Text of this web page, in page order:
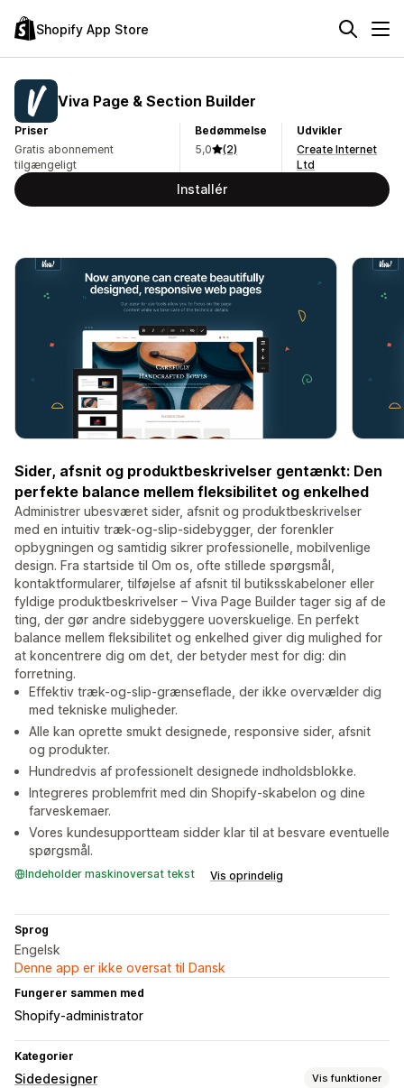
Shopify App Store
Viva Page & Section Builder
Priser
Gratis abonnement
tilgængeligt
Bedømmelse
5,0
(2)
Udvikler
Create Internet
Ltd
Installér
Sider, afsnit og produktbeskrivelser gentænkt: Den
perfekte balance mellem fleksibilitet og enkelhed
Administrer ubesværet sider, afsnit og produktbeskrivelser
med en intuitiv træk-og-slip-sidebygger, der forenkler
opbygningen og samtidig sikrer professionelle, mobilvenlige
design. Fra startside til Om os, ofte stillede spørgsmål,
kontaktformularer, tilføjelse af afsnit til butiksskabeloner eller
fyldige produktbeskrivelser – Viva Page Builder tager sig af de
ting, der gør andre sidebyggere uoverskuelige. En perfekt
balance mellem fleksibilitet og enkelhed giver dig mulighed for
at koncentrere dig om det, der betyder mest for dig: din
forretning.
Effektiv træk-og-slip-grænseflade, der ikke overvælder dig
med tekniske muligheder.
Alle kan oprette smukt designede, responsive sider, afsnit
og produkter.
Hundredvis af professionelt designede indholdsblokke.
Integreres problemfrit med din Shopify-skabelon og dine
farveskemaer.
Vores kundesupportteam sidder klar til at besvare eventuelle
spørgsmål.
Indeholder maskinoversat tekst Vis oprindelig
Sprog
Engelsk
Denne app er ikke oversat til Dansk
Fungerer sammen med
Shopify-administrator
Kategorier
Sidedesigner Vis funktioner